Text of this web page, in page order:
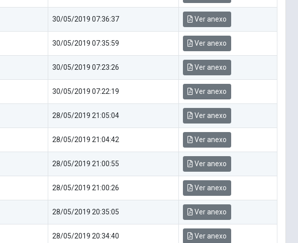
30/05/2019 07:36:37 Ver anexo
30/05/2019 07:35:59 Ver anexo
30/05/2019 07:23:26 Ver anexo
30/05/2019 07:22:19 Ver anexo
28/05/2019 21:05:04 Ver anexo
28/05/2019 21:04:42 Ver anexo
28/05/2019 21:00:55 Ver anexo
28/05/2019 21:00:26 Ver anexo
28/05/2019 20:35:05 Ver anexo
28/05/2019 20:34:40 Ver anexo